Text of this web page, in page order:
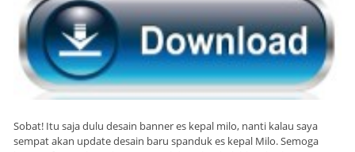
Sobat! Itu saja dulu desain banner es kepal milo, nanti kalau saya
sempat akan update desain baru spanduk es kepal Milo. Semoga